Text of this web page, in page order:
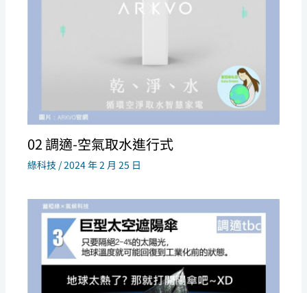
02 調適-空氣取水進行式
綠科技 /2024 年 2 月 25 日